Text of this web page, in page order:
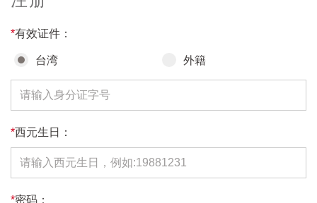
*有效证件：
台湾 外籍
*西元生日：
*密码：